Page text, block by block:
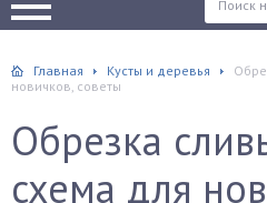
Главная Кусты и деревья
новичков, советы
Обрезка
схема для